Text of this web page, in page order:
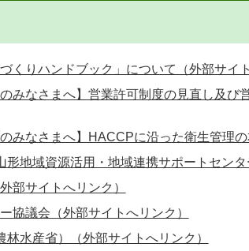
くりハンドブック」について（外部サイ
みなさまへ】営業許可制度の見直し及び
みなさまへ】HACCPに沿った衛生管理
地域資源活用・地域連携サポートセンタ
部サイトへリンク）
協議会（外部サイトへリンク）
水産省）（外部サイトへリンク）